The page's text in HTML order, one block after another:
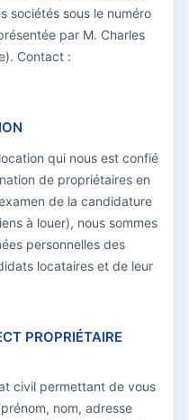
sociétés sous le numéro
par M. Charles
Contact :
qui nous est confié
de propriétaires en
de la candidature
à louer), nous sommes
personnelles des
locataires et de leur
PROPRIÉTAIRE
civil permettant de vous
nom, adresse